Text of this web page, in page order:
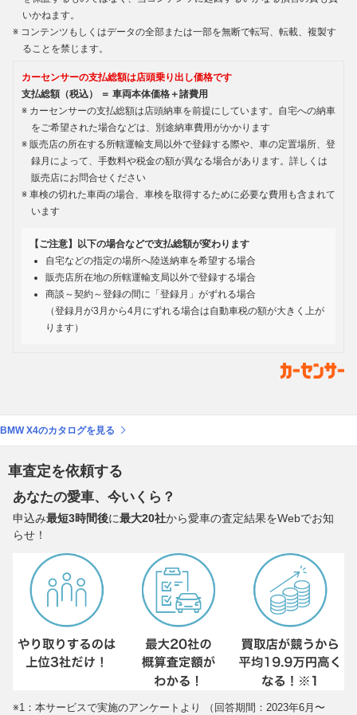
いかねます。
コンテンツもしくはデータの全部または一部を無断で転写、転載、複製す
ることを禁じます。
カーセンサーの支払総額は店頭乗り出し価格です
支払総額（税込） ＝ 車両本体価格＋諸費用
カーセンサーの支払総額は店頭納車を前提にしています。自宅への納車
をご希望された場合などは、別途納車費用がかかります
販売店の所在する所轄運輸支局以外で登録する際や、車の定置場所、登
録月によって、手数料や税金の額が異なる場合があります。詳しくは
販売店にお問合せください
車検の切れた車両の場合、車検を取得するために必要な費用も含まれて
います
【ご注意】以下の場合などで支払総額が変わります
自宅などの指定の場所へ陸送納車を希望する場合
販売店所在地の所轄運輸支局以外で登録する場合
商談～契約～登録の間に「登録月」がずれる場合
（登録月が3月から4月にずれる場合は自動車税の額が大きく上が
ります）
BMW X4のカタログを見る
車査定を依頼する
あなたの愛車、今いくら？
申込み最短3時間後に最大20社から愛車の査定結果をWebでお知
らせ！
※1：本サービスで実施のアンケートより （回答期間：2023年6月〜